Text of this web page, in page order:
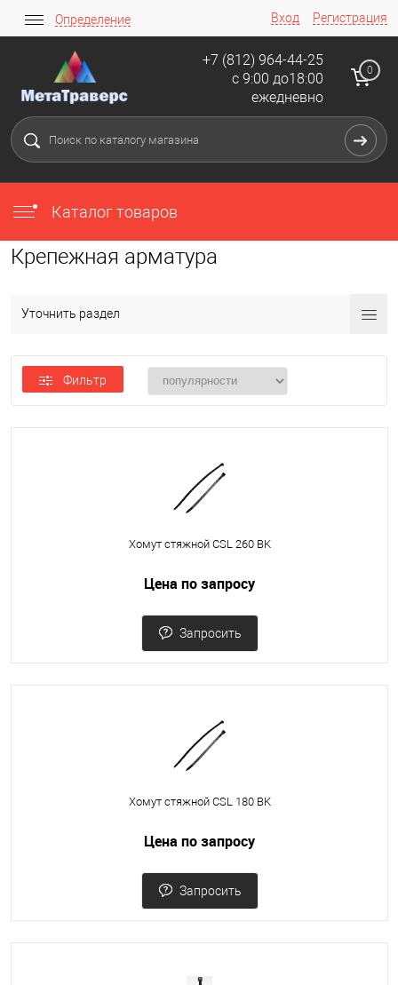
Вход Регистрация
Определение
+7 (812) 964-44-25
с 9:00 до18:00
ежедневно
0
Каталог товаров
Крепежная арматура
Уточнить раздел
Фильтр
Хомут стяжной CSL 260 BK
Цена по запросу
Запросить
Хомут стяжной CSL 180 BK
Цена по запросу
Запросить